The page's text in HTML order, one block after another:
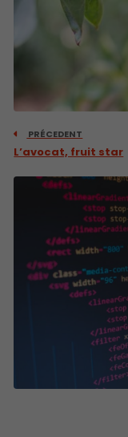
PRÉCEDENT
L’avocat, fruit star